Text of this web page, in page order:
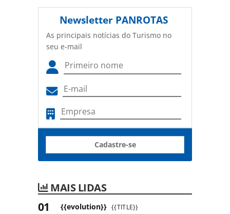
Newsletter PANROTAS
As principais notícias do Turismo no
seu e-mail
Cadastre-se
MAIS LIDAS
{{evolution}} {{TITLE}}